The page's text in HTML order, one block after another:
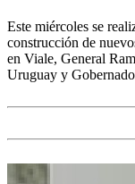
Este miércoles se
construcción de
en Viale, General
Uruguay y